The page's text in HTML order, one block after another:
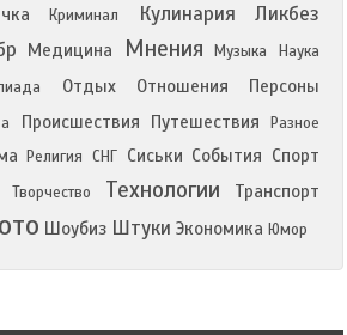
Криминал Кулинария Ликбез
Медицина Мнения Музыка Наука
Отдых Отношения Персоны
Происшествия Путешествия
Разное
Религия СНГ Сиськи События Спорт
Творчество Технологии Транспорт
Шоубиз Штуки Экономика Юмор